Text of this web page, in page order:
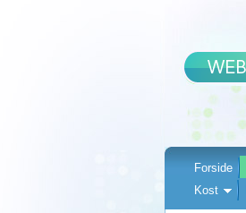
Forside
Kost